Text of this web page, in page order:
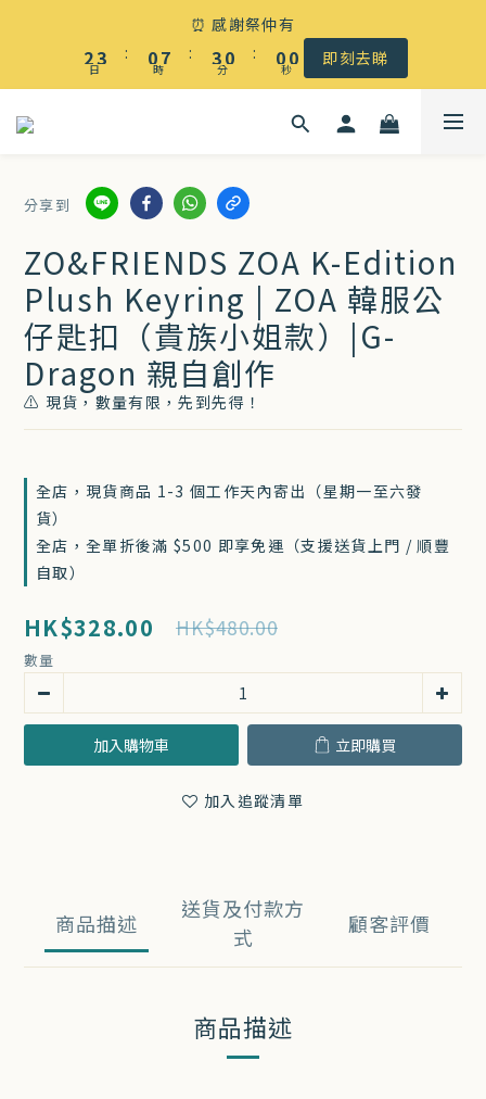
☀️ 盛夏感謝祭低至5折｜滿$500 全港免運
⏰ 感謝祭仲有
2
1
3
2
日
:
07
6
2
0
時
:
3
2
1
9
8
4
2
1
0
分
:
6
5
4
9
8
7
2
1
0
秒 即刻去睇
☀️ 盛夏感謝祭低至5折｜滿$500 全港免運
分享到
ZO&FRIENDS ZOA K-Edition
Plush Keyring | ZOA 韓服公
仔匙扣（貴族小姐款）|G-
Dragon 親自創作
⚠️ 現貨，數量有限，先到先得！
全店，現貨商品 1-3 個工作天內寄出（星期一至六發
貨）
全店，全單折後滿 $500 即享免運（支援送貨上門 / 順豐
自取）
HK$328.00 HK$480.00
數量
加入購物車 立即購買
加入追蹤清單
商品描述
送貨及付款方
式
顧客評價
商品描述